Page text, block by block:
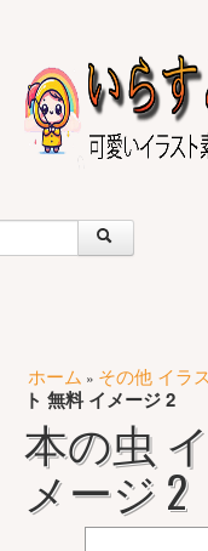
ホーム » その他 イラ
ト 無料 イメージ 2
本の虫
メージ 2